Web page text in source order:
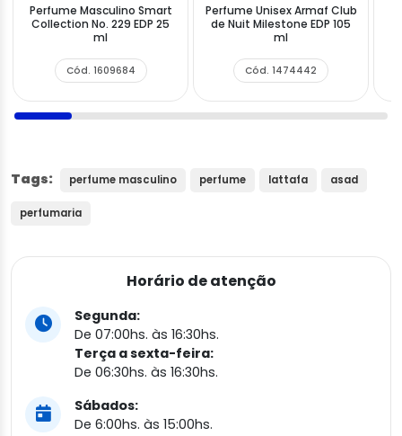
Perfume Masculino Smart
Collection No. 229 EDP 25
ml
Cód. 1609684
Perfume Unisex Armaf Club
de Nuit Milestone EDP 105
ml
Cód. 1474442
Tags: perfume masculino perfume lattafa asad
perfumaria
Horário de atenção
Segunda:
De 07:00hs. às 16:30hs.
Terça a sexta-feira:
De 06:30hs. às 16:30hs.
Sábados:
De 6:00hs. às 15:00hs.